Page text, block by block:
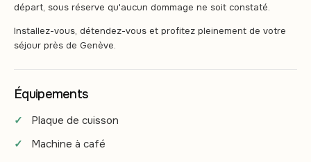
départ, sous réserve qu'aucun dommage ne soit constaté.
Installez-vous, détendez-vous et profitez pleinement de votre
séjour près de Genève.
Équipements
Plaque de cuisson
Machine à café